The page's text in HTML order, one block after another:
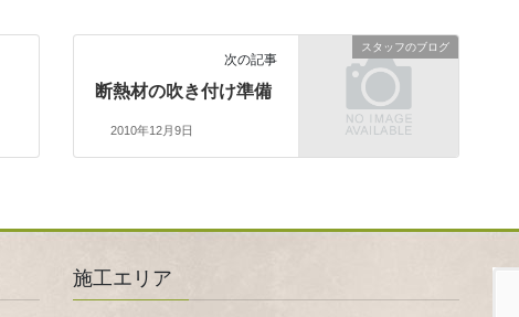
スタッフのブログ
次の記事
断熱材の吹き付け準備
2010年12月9日
施工エリア